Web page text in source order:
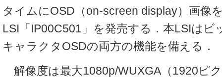
タイムにOSD（on-screen display）画像
LSI「IP00C501」を発売する．本LSIはビ
キャラクタOSDの両方の機能を備える．
解像度は最大1080p/WUXGA（1920ピ